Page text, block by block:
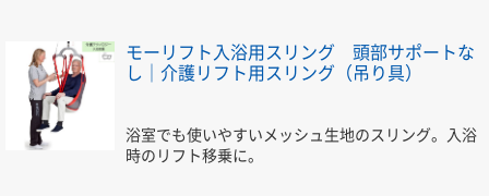
モーリフト入浴用スリング 頭部サポートな
し｜介護リフト用スリング（吊り具）
浴室でも使いやすいメッシュ生地のスリング。入浴
時のリフト移乗に。